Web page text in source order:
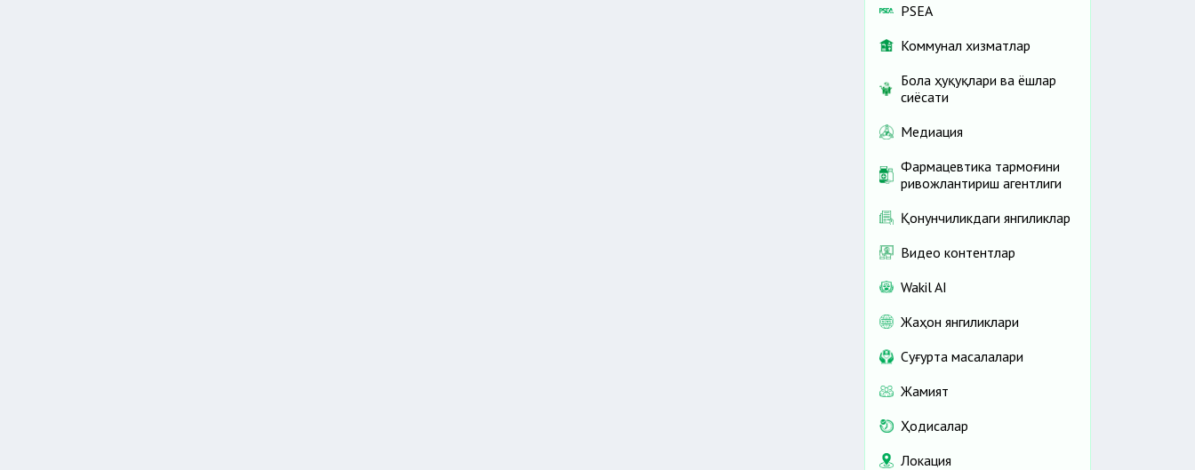
PSEA
Коммунал хизматлар
Бола ҳуқуқлари ва ёшлар
сиёсати
Медиация
Фармацевтика тармоғини
ривожлантириш агентлиги
Қонунчиликдаги янгиликлар
Видео контентлар
Wakil AI
Жаҳон янгиликлари
Cуғурта масалалари
Жамият
Ҳодисалар
Локация